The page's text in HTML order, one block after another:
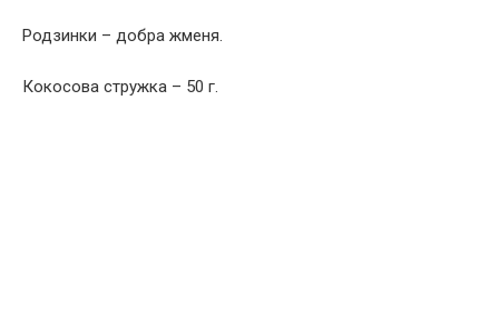
Родзинки – добра жменя.
Кокосова стружка – 50 г.